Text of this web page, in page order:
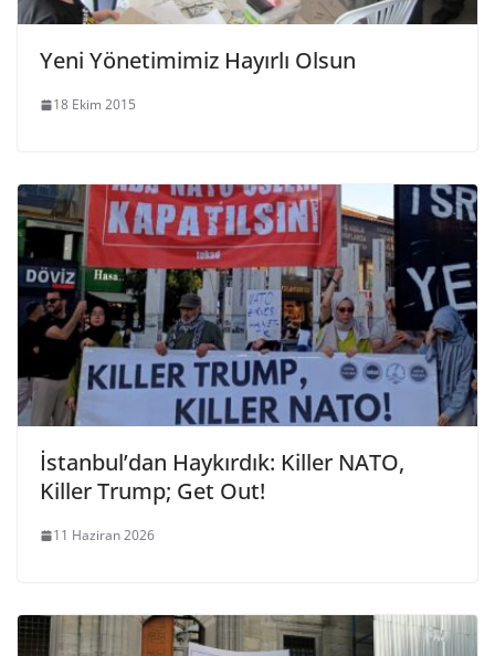
Yeni Yönetimimiz Hayırlı Olsun
18 Ekim 2015
İstanbul’dan Haykırdık: Killer NATO,
Killer Trump; Get Out!
11 Haziran 2026